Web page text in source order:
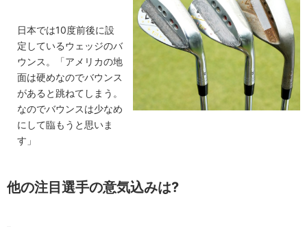
日本では10度前後に設
定しているウェッジのバ
ウンス。「アメリカの地
面は硬めなのでバウンス
があると跳ねてしまう。
なのでバウンスは少なめ
にして臨もうと思いま
す」
他の注目選手の意気込みは?